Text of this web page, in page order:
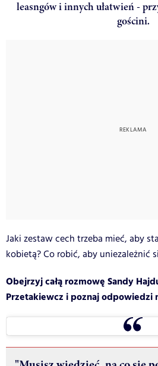
leasngów i innych ułatwień -
gościni.
Jaki zestaw cech trzeba mieć, aby
kobietą? Co robić, aby uniezależnić
Obejrzyj całą rozmowę Sandy
Przetakiewcz i poznaj odpowiedzi